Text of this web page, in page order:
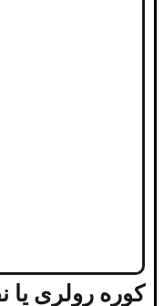
کوره رولری یا